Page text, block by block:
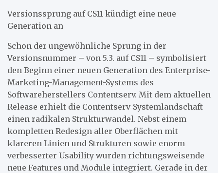
Versionssprung auf CS11 kündigt eine neue
Generation an
Schon der ungewöhnliche Sprung in der
Versionsnummer – von 5.3. auf CS11 – symbolisiert
den Beginn einer neuen Generation des Enterprise-
Marketing-Management-Systems des
Softwareherstellers Contentserv. Mit dem aktuellen
Release erhielt die Contentserv-Systemlandschaft
einen radikalen Strukturwandel. Nebst einem
kompletten Redesign aller Oberflächen mit
klareren Linien und Strukturen sowie enorm
verbesserter Usability wurden richtungsweisende
neue Features und Module integriert. Gerade in der